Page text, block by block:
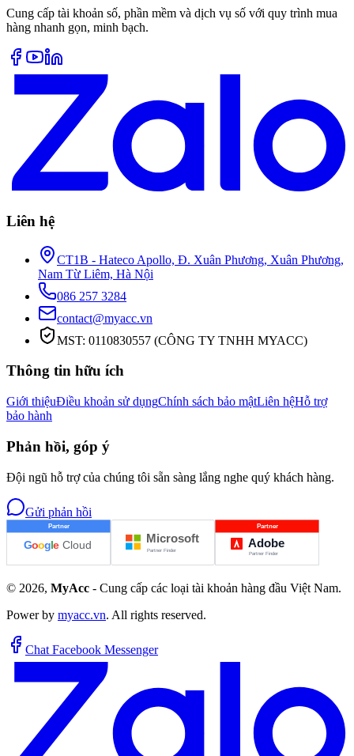
Cung cấp tài khoản số, phần mềm và dịch vụ số với quy trình mua
hàng nhanh gọn, minh bạch.
Liên hệ
CT1B - Hateco Apollo, Đ. Xuân Phương, Xuân Phương,
Nam Từ Liêm, Hà Nội
086 257 3284
contact@myacc.vn
MST: 0110830557 (CÔNG TY TNHH MYACC)
Thông tin hữu ích
Giới thiệuĐiều khoản sử dụngChính sách bảo mậtLiên hệHỗ trợ
bảo hành
Phản hồi, góp ý
Đội ngũ hỗ trợ của chúng tôi sẵn sàng lắng nghe quý khách hàng.
Gửi phản hồi
© 2026, MyAcc - Cung cấp các loại tài khoản hàng đầu Việt Nam.
Power by myacc.vn. All rights reserved.
Chat Facebook Messenger